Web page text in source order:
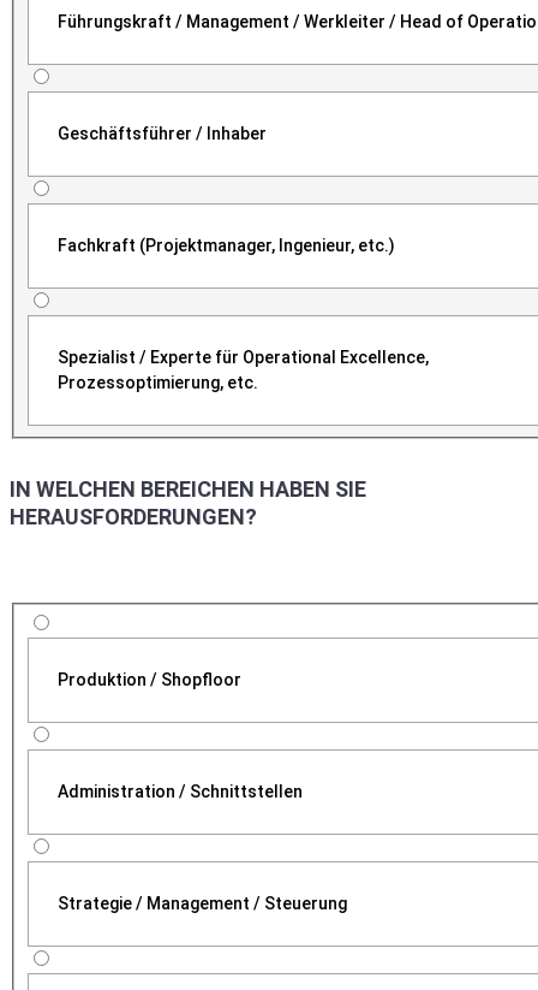
Führungskraft / Management / Werkleiter / Head of
Geschäftsführer / Inhaber
Fachkraft (Projektmanager, Ingenieur, etc.)
Spezialist / Experte für Operational Excellence,
Prozessoptimierung, etc.
IN WELCHEN BEREICHEN HABEN SIE
HERAUSFORDERUNGEN?
Produktion / Shopfloor
Administration / Schnittstellen
Strategie / Management / Steuerung